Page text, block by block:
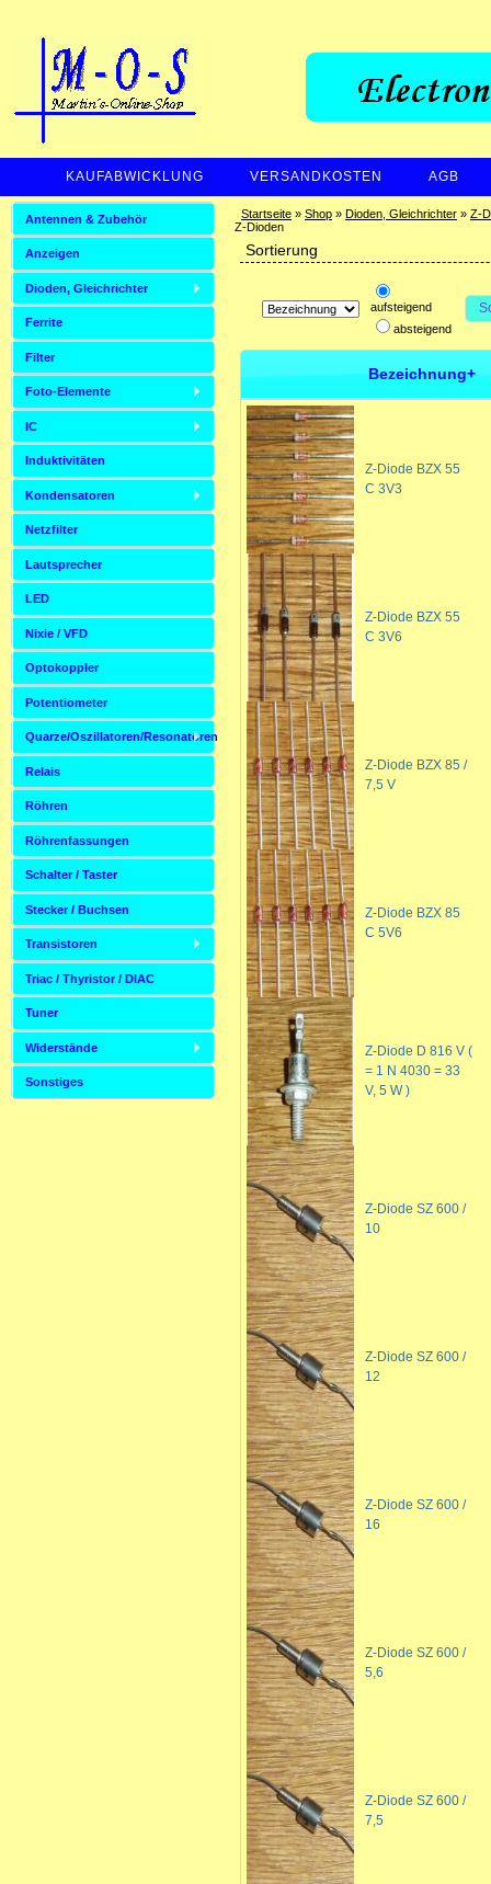
KAUFABWICKLUNG VERSANDKOSTEN AGB
ZAHLUNGSARTEN Startseite» Shop» Dioden, Gleichrichter» Z-
Z-Dioden
Sortierung
aufsteigend
absteigend
Bezeichnung+
Z-Diode BZX 55
C 3V3
Z-Diode BZX 55
C 3V6
Z-Diode BZX 85 /
7,5 V
Z-Diode BZX 85
C 5V6
Z-Diode D 816 V (
= 1 N 4030 = 33
V, 5 W )
Z-Diode SZ 600 /
10
Z-Diode SZ 600 /
12
Z-Diode SZ 600 /
16
Z-Diode SZ 600 /
5,6
Z-Diode SZ 600 /
7,5
Antennen & Zubehör
Anzeigen
Dioden, Gleichrichter
Ferrite
Filter
Foto-Elemente
IC
Induktivitäten
Kondensatoren
Netzfilter
Lautsprecher
LED
Nixie / VFD
Optokoppler
Potentiometer
Quarze/Oszillatoren/Resonatoren
Relais
Röhren
Röhrenfassungen
Schalter / Taster
Stecker / Buchsen
Transistoren
Triac / Thyristor / DIAC
Tuner
Widerstände
Sonstiges